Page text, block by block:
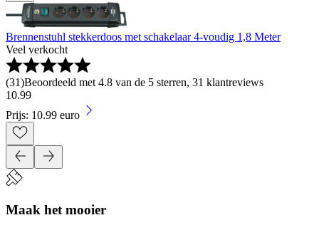
Brennenstuhl stekkerdoos met schakelaar 4-voudig 1,8 Meter
Veel verkocht
(31)Beoordeeld met 4.8 van de 5 sterren, 31 klantreviews
10.99
Prijs: 10.99 euro
Maak het mooier